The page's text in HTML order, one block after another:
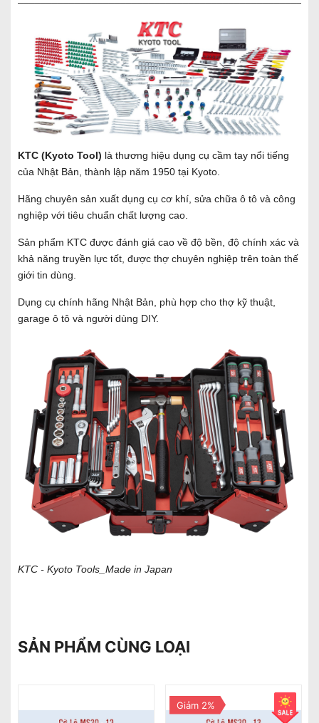
KTC (Kyoto Tool) là thương hiệu dụng cụ cầm tay nổi tiếng
của Nhật Bản, thành lập năm 1950 tại Kyoto.
Hãng chuyên sản xuất dụng cụ cơ khí, sửa chữa ô tô và công
nghiệp với tiêu chuẩn chất lượng cao.
Sản phẩm KTC được đánh giá cao về độ bền, độ chính xác và
khả năng truyền lực tốt, được thợ chuyên nghiệp trên toàn thế
giới tin dùng.
Dụng cụ chính hãng Nhật Bản, phù hợp cho thợ kỹ thuật,
garage ô tô và người dùng DIY.
KTC - Kyoto Tools_Made in Japan
SẢN PHẨM CÙNG LOẠI
Giảm 2%